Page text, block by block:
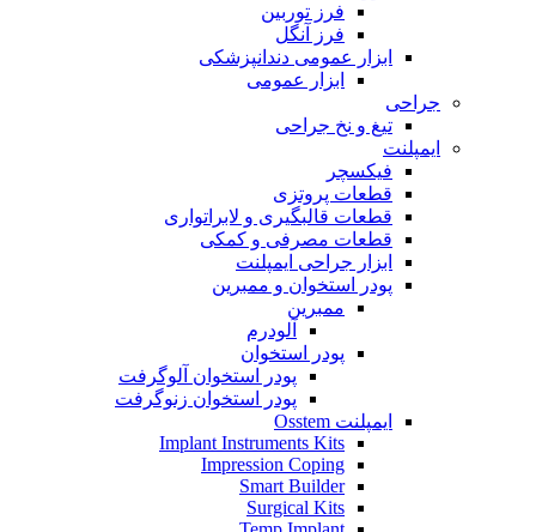
فرز توربین
فرز آنگل
ابزار عمومی دندانپزشکی
ابزار عمومی
جراحی
تیغ و نخ جراحی
ایمپلنت
فیکسچر
قطعات پروتزی
قطعات قالبگیری و لابراتواری
قطعات مصرفی و کمکی
ابزار جراحی ایمپلنت
پودر استخوان و ممبرین
ممبرین
آلودرم
پودر استخوان
پودر استخوان آلوگرفت
پودر استخوان زنوگرفت
ایمپلنت Osstem
Implant Instruments Kits
Impression Coping
Smart Builder
Surgical Kits